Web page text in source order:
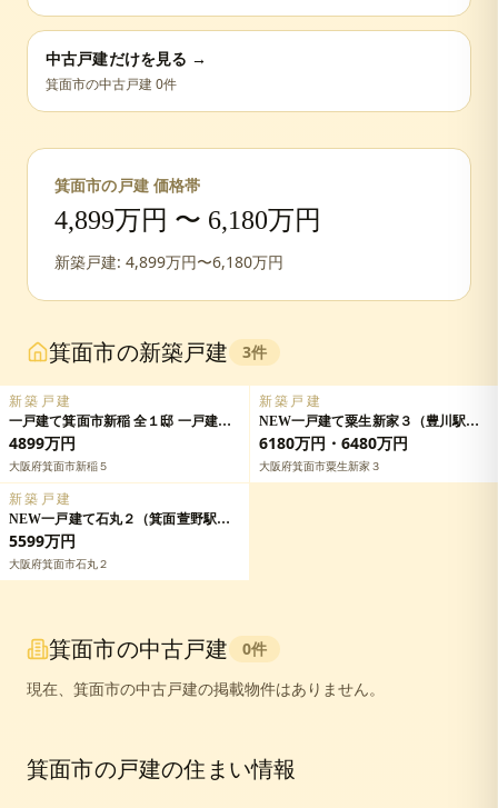
中古戸建だけを見る →
箕面市の中古戸建0件
箕面市の戸建 価格帯
4,899万円 〜 6,180万円
新築戸建: 4,899万円〜6,180万円
箕面市の新築戸建 3件
新築戸建
一戸建て箕面市新稲 全１邸 一戸建て
の詳細情報
4899万円
大阪府箕面市新稲５
新築戸建
NEW一戸建て粟生新家３（豊川駅）
6480万円・6780万円の詳細情報
6180万円・6480万円
大阪府箕面市粟生新家３
新築戸建
NEW一戸建て石丸２（箕面萱野駅）
5798万円の詳細情報
5599万円
大阪府箕面市石丸２
箕面市の中古戸建 0件
現在、 箕面市の中古戸建の掲載物件はありません。
箕面市の戸建の住まい情報